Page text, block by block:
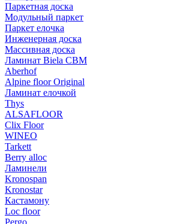
Паркетная доска
Модульный паркет
Паркет елочка
Инженерная доска
Массивная доска
Ламинат Biela CBM
Aberhof
Alpine floor Original
Ламинат елочкой
Thys
ALSAFLOOR
Clix Floor
WINEO
Tarkett
Berry alloc
Ламинели
Kronospan
Kronostar
Кастамону
Loc floor
Pergo